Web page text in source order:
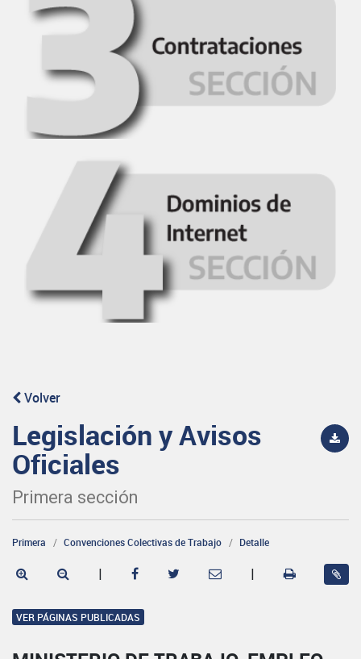
Volver
Legislación y Avisos
Oficiales
Primera sección
Primera Convenciones Colectivas de Trabajo Detalle
| |
VER PÁGINAS PUBLICADAS